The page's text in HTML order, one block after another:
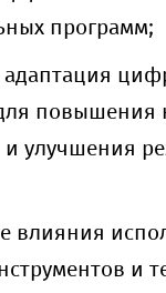
программ;
адаптация
повышения
улучшения
влияния
и